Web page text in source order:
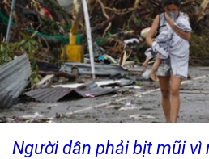
Người dân phải bịt mũi vì